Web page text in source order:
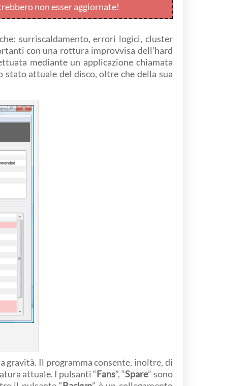
non esser aggiornate!
surriscaldamento, errori logici, cluster
con una rottura improvvisa dell’hard
mediante un applicazione chiamata
attuale del disco, oltre che della sua
gravità. Il programma consente, inoltre, di
attuale. I pulsanti “Fans”, “Spare” sono